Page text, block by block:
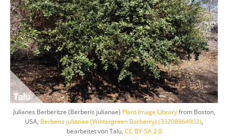
Julianes Berberitze (Berberis julianae) Plant Image Libraryfrom Boston,
USA, Berberis julianae (Wintergreen Barberry) (33208964902),
bearbeitet von Talu, CC BY-SA 2.0